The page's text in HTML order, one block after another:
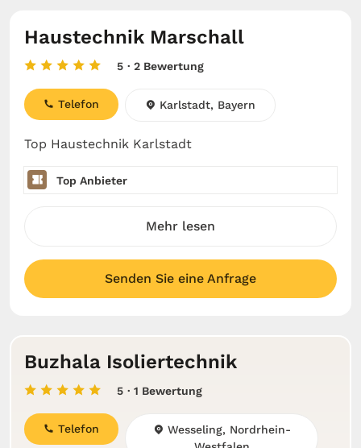
Haustechnik Marschall
5 · 2 Bewertung
Top Haustechnik Karlstadt
Telefon Karlstadt, Bayern
Top Anbieter
Mehr lesen
Senden Sie eine Anfrage
Buzhala Isoliertechnik
5 · 1 Bewertung
Telefon
Wesseling, Nordrhein-